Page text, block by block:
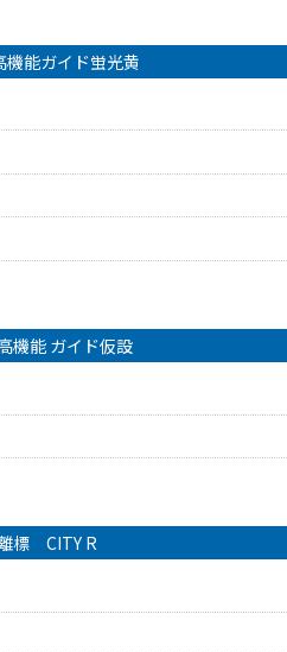
機能ガイド蛍光黄
機能 ガイド仮設
標 CITY R